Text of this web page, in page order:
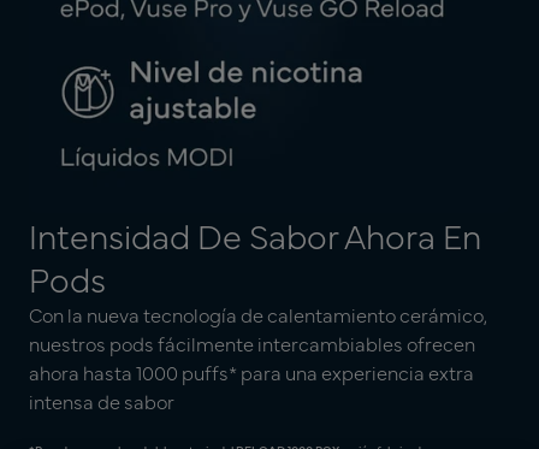
Intensidad De Sabor Ahora En
Pods
Con la nueva tecnología de calentamiento cerámico,
nuestros pods fácilmente intercambiables ofrecen
ahora hasta 1000 puffs* para una experiencia extra
intensa de sabor